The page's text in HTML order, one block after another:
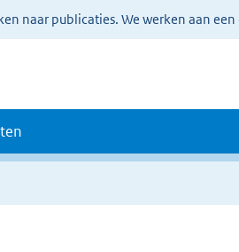
naar publicaties. We werken aan